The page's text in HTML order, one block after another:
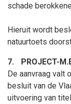
schade
Hieruit wordt
natuurtoets
7.
PROJECT-
De aanvraag valt
besluit van de
uitvoering van